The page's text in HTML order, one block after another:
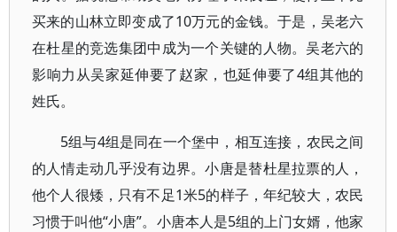
买来的山林立即变成了10万元的金钱。于是，吴老六
在杜星的竞选集团中成为一个关键的人物。吴老六的
影响力从吴家延伸要了赵家，也延伸要了4组其他的
姓氏。
5组与4组是同在一个堡中，相互连接，农民之间
的人情走动几乎没有边界。小唐是替杜星拉票的人，
他个人很矮，只有不足1米5的样子，年纪较大，农民
习惯于叫他“小唐”。小唐本人是5组的上门女婿，他家